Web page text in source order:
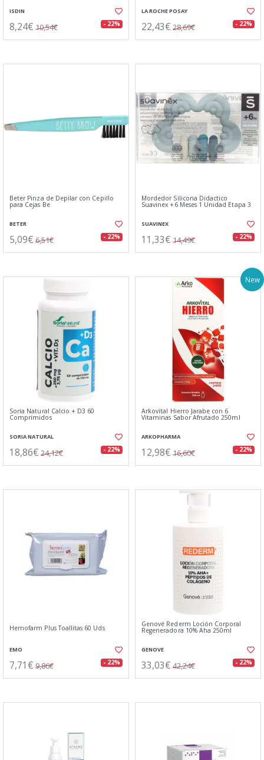
ISDIN
8,24€ 10,54€ - 22%
LA ROCHE POSAY
22,43€ 28,69€ - 22%
Beter Pinza de Depilar con Cepillo
para Cejas Be
BETER
5,09€ 6,51€ - 22%
Mordedor Silicona Didactico
Suavinex +6 Meses 1 Unidad Etapa 3
SUAVINEX
11,33€ 14,49€ - 22%
Soria Natural Calcio + D3 60
Comprimidos
SORIA NATURAL
18,86€ 24,12€ - 22%
New
Arkovital Hierro Jarabe con 6
Vitaminas Sabor Afrutado 250ml
ARKOPHARMA
12,98€ 16,60€ - 22%
Hemofarm Plus Toallitas 60 Uds
EMO
7,71€ 9,86€ - 22%
Genové Rederm Loción Corporal
Regeneradora 10% Aha 250ml
GENOVE
33,03€ 42,24€ - 22%